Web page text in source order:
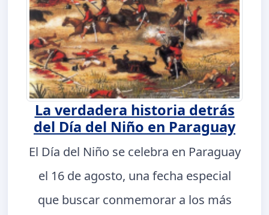
La verdadera historia detrás
del Día del Niño en Paraguay
El Día del Niño se celebra en Paraguay
el 16 de agosto, una fecha especial
que buscar conmemorar a los más